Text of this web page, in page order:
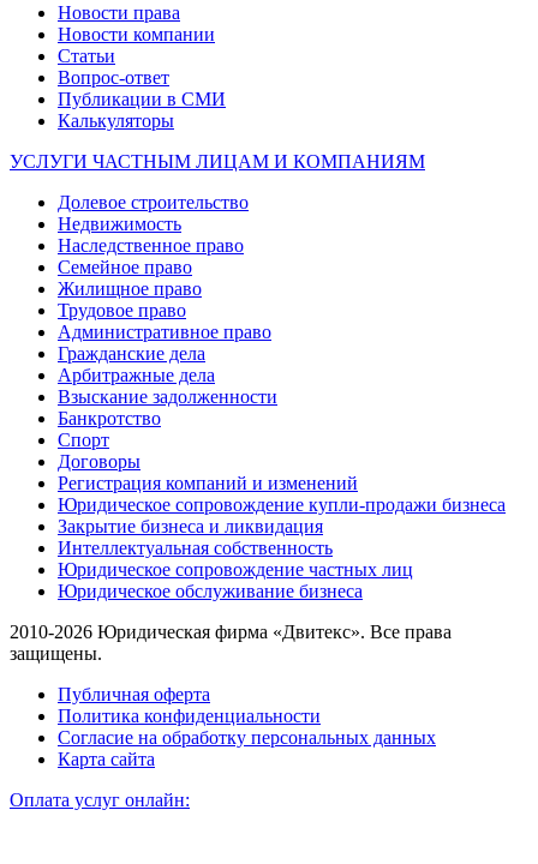
Новости права
Новости компании
Статьи
Вопрос-ответ
Публикации в СМИ
Калькуляторы
УСЛУГИ ЧАСТНЫМ ЛИЦАМ И КОМПАНИЯМ
Долевое строительство
Недвижимость
Наследственное право
Семейное право
Жилищное право
Трудовое право
Административное право
Гражданские дела
Арбитражные дела
Взыскание задолженности
Банкротство
Спорт
Договоры
Регистрация компаний и изменений
Юридическое сопровождение купли-продажи бизнеса
Закрытие бизнеса и ликвидация
Интеллектуальная собственность
Юридическое сопровождение частных лиц
Юридическое обслуживание бизнеса
2010-2026 Юридическая фирма «Двитекс». Все права
защищены.
Публичная оферта
Политика конфиденциальности
Согласие на обработку персональных данных
Карта сайта
Оплата услуг онлайн: